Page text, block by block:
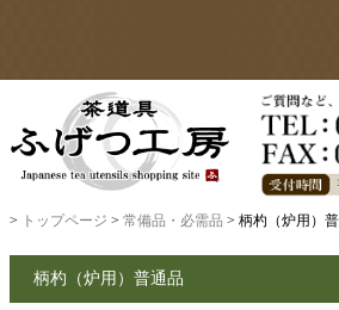
> トップページ > 常備品・必需品 > 柄杓（炉用）
柄杓（炉用）普通品